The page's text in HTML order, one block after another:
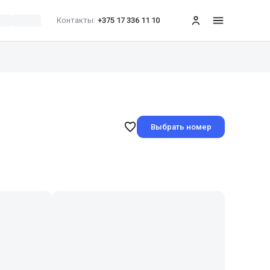
Контакты: +375 17 336 11 10 меню
Выбрать номер